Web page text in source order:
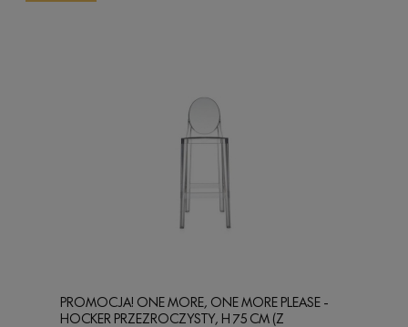
PROMOCJA! ONE MORE, ONE MORE PLEASE -
HOCKER PRZEZROCZYSTY, H 75 CM (Z